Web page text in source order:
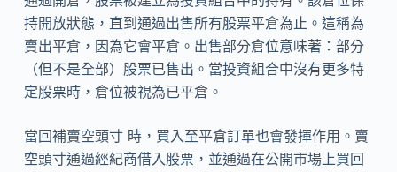
持開放狀態，直到通過出售所有股票平倉為止。這稱為
賣出平倉，因為它會平倉。出售部分倉位意味著：部分
（但不是全部）股票已售出。當投資組合中沒有更多特
定股票時，倉位被視為已平倉。
當回補賣空頭寸 時，買入至平倉訂單也會發揮作用。賣
空頭寸通過經紀商借入股票，並通過在公開市場上買回